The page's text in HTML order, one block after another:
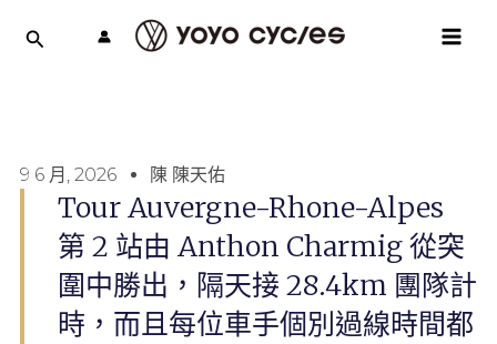
9 6 月, 2026 陳 陳天佑
Tour Auvergne-Rhone-Alpes
第 2 站由 Anthon Charmig 從突
圍中勝出，隔天接 28.4km 團隊計
時，而且每位車手個別過線時間都